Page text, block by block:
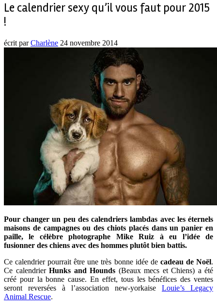
Le calendrier sexy qu’il vous faut pour 2015
!
écrit parCharlène 24 novembre 2014
Pour changer un peu des calendriers lambdas avec les éternels
maisons de campagnes ou des chiots placés dans un panier en
paille, le célèbre photographe Mike Ruiz à eu l’idée de
fusionner des chiens avec des hommes plutôt bien battis.
Ce calendrier pourrait être une très bonne idée de cadeau de Noël.
Ce calendrier Hunks and Hounds (Beaux mecs et Chiens) a été
créé pour la bonne cause. En effet, tous les bénéfices des ventes
seront reversées à l’association new-yorkaise Louie’s Legacy
Animal Rescue.